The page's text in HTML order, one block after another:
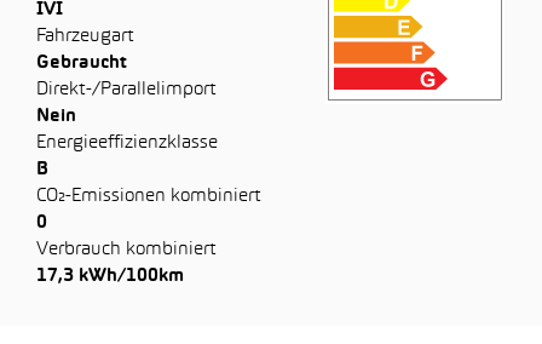
IVI
Fahrzeugart
Gebraucht
Direkt-/Parallelimport
Nein
Energieeffizienzklasse
B
CO₂-Emissionen kombiniert
0
Verbrauch kombiniert
17,3 kWh/100km